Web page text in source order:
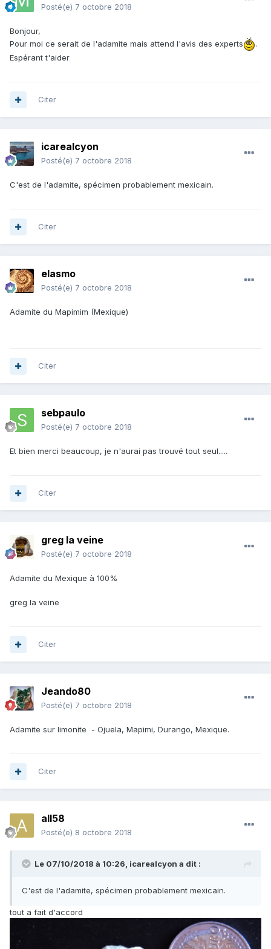
Posté(e) 7 octobre 2018
Bonjour,
Pour moi ce serait de l'adamite mais attend l'avis des experts
.
Espérant t'aider
Citer
icarealcyon
Posté(e) 7 octobre 2018
C'est de l'adamite, spécimen probablement mexicain.
Citer
elasmo
Posté(e) 7 octobre 2018
Adamite du Mapimim (Mexique)
Citer
sebpaulo
Posté(e) 7 octobre 2018
Et bien merci beaucoup, je n'aurai pas trouvé tout seul.....
Citer
greg la veine
Posté(e) 7 octobre 2018
Adamite du Mexique à 100%
greg la veine
Citer
Jeando80
Posté(e) 7 octobre 2018
Adamite sur limonite - Ojuela, Mapimi, Durango, Mexique.
Citer
all58
Posté(e) 8 octobre 2018
Le 07/10/2018 à 10:26, icarealcyon a dit :
C'est de l'adamite, spécimen probablement mexicain.
tout a fait d'accord